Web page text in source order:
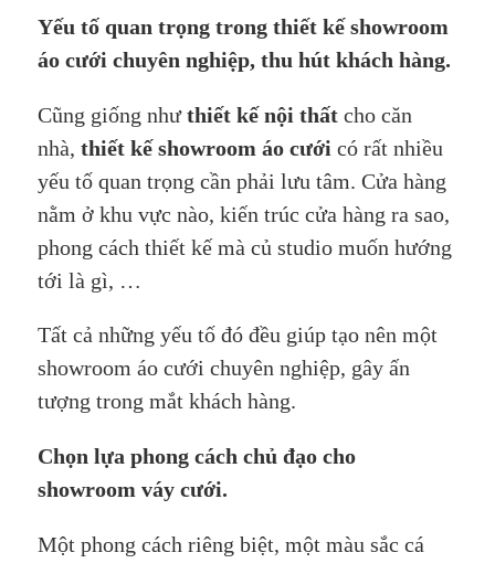
Yếu tố quan trọng trong thiết kế showroom
áo cưới chuyên nghiệp, thu hút khách hàng.
Cũng giống nhưthiết kế nội thất cho căn
nhà, thiết kế showroom áo cưới có rất nhiều
yếu tố quan trọng cần phải lưu tâm. Cửa hàng
nằm ở khu vực nào, kiến trúc cửa hàng ra sao,
phong cách thiết kế mà củ studio muốn hướng
tới là gì, …
Tất cả những yếu tố đó đều giúp tạo nên một
showroom áo cưới chuyên nghiệp, gây ấn
tượng trong mắt khách hàng.
Chọn lựa phong cách chủ đạo cho
showroom váy cưới.
Một phong cách riêng biệt, một màu sắc cá